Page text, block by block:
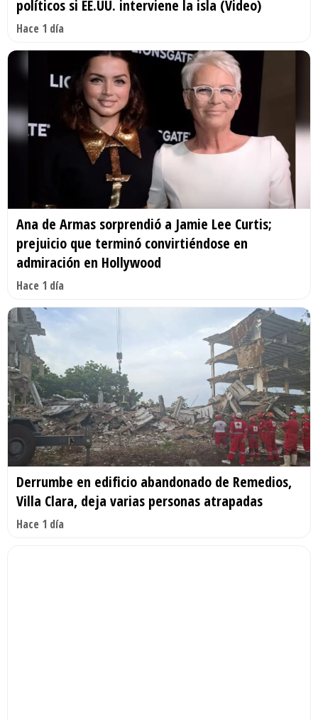
políticos si EE.UU. interviene la isla (Video)
Hace 1 día
Ana de Armas sorprendió a Jamie Lee Curtis;
prejuicio que terminó convirtiéndose en
admiración en Hollywood
Hace 1 día
Derrumbe en edificio abandonado de Remedios,
Villa Clara, deja varias personas atrapadas
Hace 1 día